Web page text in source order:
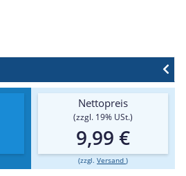
Nettopreis
(zzgl. 19% USt.)
9,99 €
(zzgl. Versand )